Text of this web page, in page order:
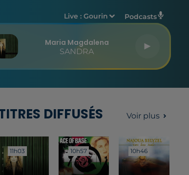
Live :Gourin Podcasts
Maria Magdalena
SANDRA
DIFFUSÉS Voir plus
11h03
11h03 10h57
10h57 10h46
10h46